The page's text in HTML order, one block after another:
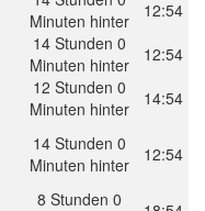
Minuten hinter
12:54
14 Stunden 0
Minuten hinter
12:54
12 Stunden 0
Minuten hinter
14:54
14 Stunden 0
Minuten hinter
12:54
8 Stunden 0